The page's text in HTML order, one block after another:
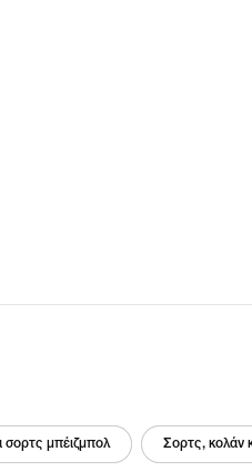
σορτς μπέιζμπολ Σορτς, κολάν